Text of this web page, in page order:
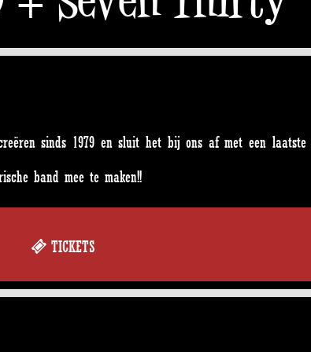
sinds 1979 en sluit het bij ons af met een laatste
band mee te maken!!
TICKETS